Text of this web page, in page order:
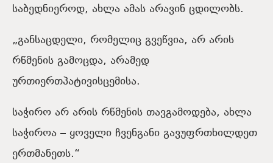
საბედნიეროდ, ახლა ამას არავინ ცდილობს.
„განსაცდელი, რომელიც გვეწვია, არ არის
რწმენის გამოცდა, არამედ
ურთიერთპატივისცემისა.
საჭირო არ არის რწმენის თავგამოდება, ახლა
საჭიროა ‒ ყოველი ჩვენგანი გავუფრთხილდეთ
ერთმანეთს.“